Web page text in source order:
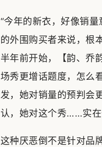
“今年的新衣，好像销
的外围购买者来说，根
半年前开始，【韵、乔
场秀更增话题度，怎么
发，她对销量的预判会
认，她对这个秀……实在
这种厌恶倒不是针对品